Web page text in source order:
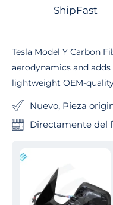
ShipFast
Tesla Model Y Carbon
aerodynamics and
lightweight OEM-
Nuevo, Pieza
Directamente del